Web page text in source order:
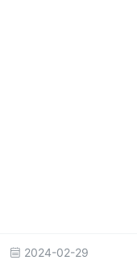
2024-02-29